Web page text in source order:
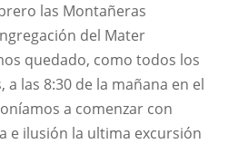
las Montañeras
del Mater
quedado, como todos los
a las 8:30 de la mañana en el
a comenzar con
e ilusión la ultima excursión